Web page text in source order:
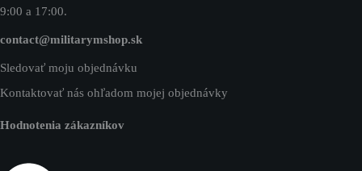
9:00 a 17:00.
contact@militarymshop.sk
Sledovať moju objednávku
Kontaktovať nás ohľadom mojej objednávky
Hodnotenia zákazníkov